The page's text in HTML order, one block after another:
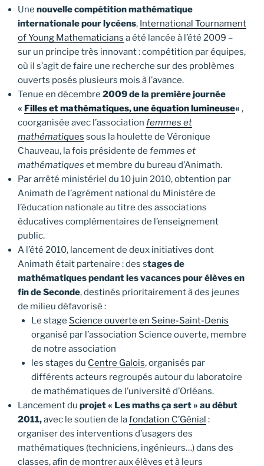
Une nouvelle compétition mathématique
internationale pour lycéens, International Tournament
of Young Mathematicians a été lancée à l’été 2009 –
sur un principe très innovant : compétition par équipes,
où il s’agit de faire une recherche sur des problèmes
ouverts posés plusieurs mois à l’avance.
Tenue en décembre 2009 de la première journée
« Filles et mathématiques, une équation lumineuse« ,
coorganisée avec l’association femmes et
mathématiques sous la houlette de Véronique
Chauveau, la fois présidente de femmes et
mathématiques et membre du bureau d’Animath.
Par arrêté ministériel du 10 juin 2010, obtention par
Animath de l’agrément national du Ministère de
l’éducation nationale au titre des associations
éducatives complémentaires de l’enseignement
public.
A l’été 2010, lancement de deux initiatives dont
Animath était partenaire : des stages de
mathématiques pendant les vacances pour élèves en
fin de Seconde, destinés prioritairement à des jeunes
de milieu défavorisé :
Le stage Science ouverte en Seine-Saint-Denis
organisé par l’association Science ouverte, membre
de notre association
les stages du Centre Galois, organisés par
différents acteurs regroupés autour du laboratoire
de mathématiques de l’université d’Orléans.
Lancement du projet « Les maths ça sert » au début
2011,avec le soutien de lafondation C’Génial :
organiser des interventions d’usagers des
mathématiques (techniciens, ingénieurs…) dans des
classes, afin de montrer aux élèves et à leurs